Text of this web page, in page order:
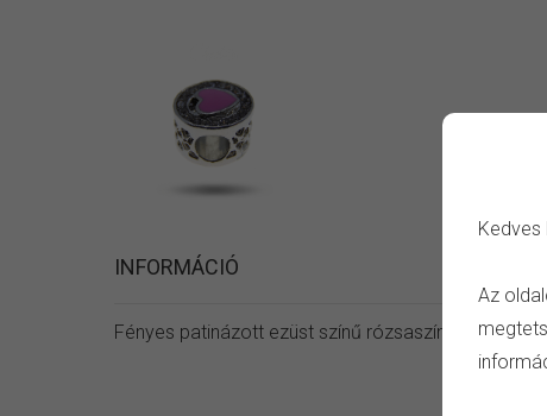
Kedves
Az
INFORMÁCIÓ
Fényes patinázott ezüst színű rózsaszín szív alakú